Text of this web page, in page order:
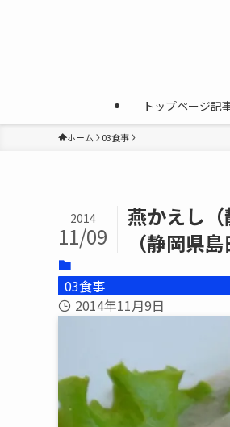
トップページ記
ホーム 03食事
燕かえし
（静岡県
2014
11/09
03食事
2014年11月9日